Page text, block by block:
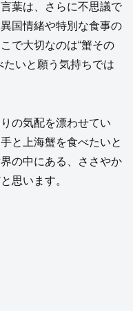
葉は、さらに不思議で
国情緒や特別な食事の
で大切なのは“蟹その
たいと願う気持ちでは
の気配を漂わせてい
と上海蟹を食べたいと
の中にある、ささやか
思います。